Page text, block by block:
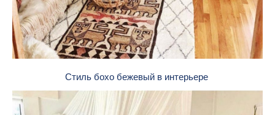
Стиль бохо бежевый в интерьере